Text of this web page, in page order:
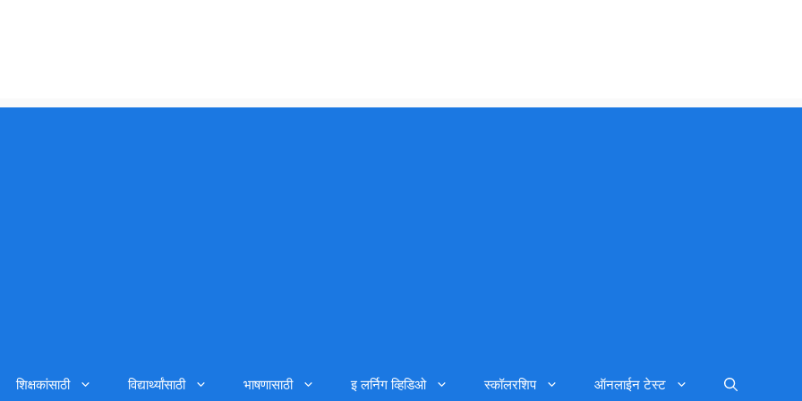
शिक्षकांसाठी विद्यार्थ्यांसाठी भाषणासाठी इ लर्निग व्हिडिओ स्कॉलरशिप ऑनलाईन टेस्ट